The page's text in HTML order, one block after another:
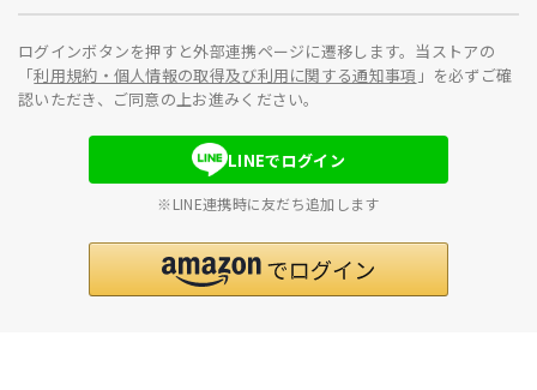
ログインボタンを押すと外部連携ページに遷移します。当ストアの
「利用規約・個人情報の取得及び利用に関する通知事項 」を必ずご確
認いただき、ご同意の上お進みください。
LINEでログイン
※LINE連携時に友だち追加します